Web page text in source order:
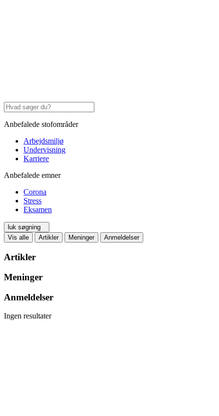
Anbefalede stofområder
Arbejdsmiljø
Undervisning
Karriere
Anbefalede emner
Corona
Stress
Eksamen
luk søgning
Vis alle
Artikler Meninger Anmeldelser
Artikler
Meninger
Anmeldelser
Ingen resultater